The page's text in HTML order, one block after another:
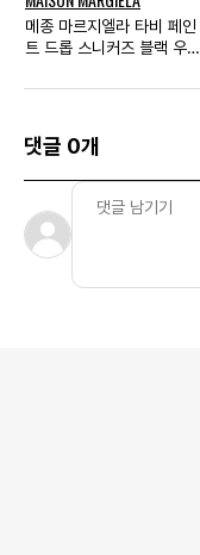
메종 마르지엘라 타비 페인
트 드롭 스니커즈 블랙 우먼
댓글 0개